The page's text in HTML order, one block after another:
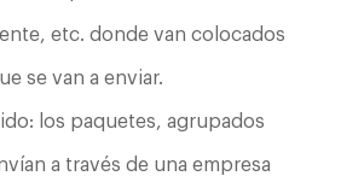
etc. donde van colocados
se van a enviar.
los paquetes, agrupados
a través de una empresa